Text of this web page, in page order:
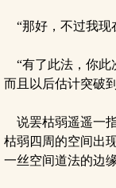
“那好，不过我现
“有了此法，你此
而且以后估计突破
说罢枯弱遥遥一
枯弱四周的空间出
一丝空间道法的边缘